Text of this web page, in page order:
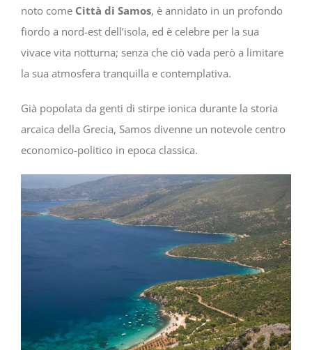
noto come Città di Samos, è annidato in un profondo
fiordo a nord-est dell’isola, ed è celebre per la sua
vivace vita notturna; senza che ciò vada però a limitare
la sua atmosfera tranquilla e contemplativa.
Già popolata da genti di stirpe ionica durante la storia
arcaica della Grecia, Samos divenne un notevole centro
economico-politico in epoca classica.